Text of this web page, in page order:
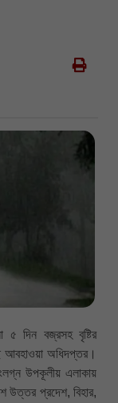
৫ দিন বজ্রসহ বৃষ্টির
আবহাওয়া অধিদপ্তর।
উপকূলীয় এলাকায়
উত্তর প্রদেশ, বিহার,